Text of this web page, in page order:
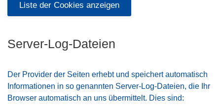
Liste der Cookies anzeigen
Server-Log-Dateien
Der Provider der Seiten erhebt und speichert automatisch
Informationen in so genannten Server-Log-Dateien, die Ihr
Browser automatisch an uns übermittelt. Dies sind: